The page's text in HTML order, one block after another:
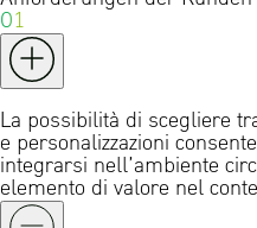
01
La possibilità di scegliere
e personalizzazioni
integrarsi nell’ambiente
elemento di valore nel